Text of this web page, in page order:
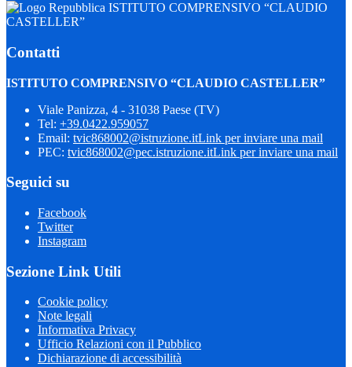
ISTITUTO COMPRENSIVO “CLAUDIO
CASTELLER”
Contatti
ISTITUTO COMPRENSIVO “CLAUDIO CASTELLER”
Viale Panizza, 4 - 31038 Paese (TV)
Tel: +39.0422.959057
Email: tvic868002@istruzione.itLink per inviare una mail
PEC: tvic868002@pec.istruzione.itLink per inviare una mail
Seguici su
Facebook
Twitter
Instagram
Sezione Link Utili
Cookie policy
Note legali
Informativa Privacy
Ufficio Relazioni con il Pubblico
Dichiarazione di accessibilità